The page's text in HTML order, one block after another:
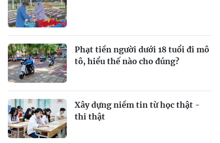
Phạt tiền người dưới 18 tuổi đi mô
tô, hiểu thế nào cho đúng?
Xây dựng niềm tin từ học thật -
thi thật